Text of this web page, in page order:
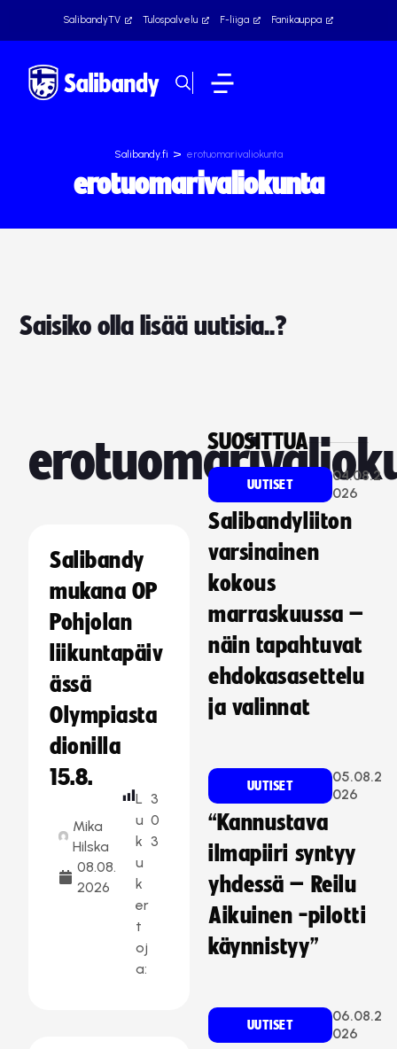
SalibandyTV Tulospalvelu F-liiga Fanikauppa
Salibandy.fi > erotuomarivaliokunta
erotuomarivaliokunta
Saisiko olla lisää uutisia..?
Salibandy
mukana OP
Pohjolan
liikuntapäiv
ässä
Olympiasta
dionilla
15.8.
Mika
Hilska
08.08.
2026
L
u
k
u
k
er
t
oj
a:
3
0
3
SUOSITTUA
UUTISET
04.08.2
026
Salibandyliiton
varsinainen
kokous
marraskuussa –
näin tapahtuvat
ehdokasasettelu
ja valinnat
UUTISET
05.08.2
026
“Kannustava
ilmapiiri syntyy
yhdessä – Reilu
Aikuinen -pilotti
käynnistyy”
UUTISET
06.08.2
026